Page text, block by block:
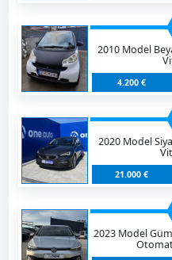
2010 Model
4.200 €
2020 Model
21.000 €
2023 Model